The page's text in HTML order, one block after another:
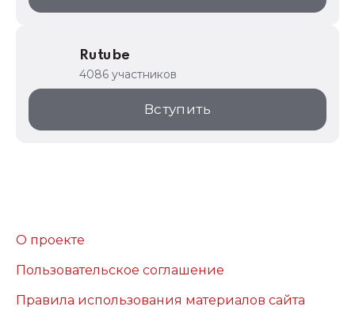
Rutube
4086 участников
Вступить
О проекте
Пользовательское соглашение
Правила использования материалов сайта